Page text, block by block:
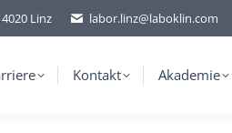
Linz labor.linz@laboklin.com
Kontakt Akademie